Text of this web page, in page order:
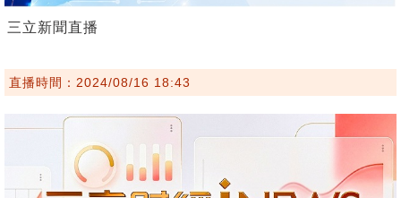
三立新聞直播
直播時間：2024/08/16 18:43